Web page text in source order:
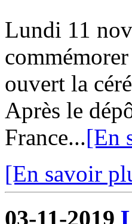
Lundi 11
ouvert la
Après le
France...[En
[En savoir
03-11-2019